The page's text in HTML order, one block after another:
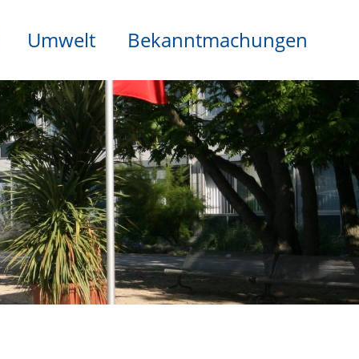
Umwelt Bekanntmachungen